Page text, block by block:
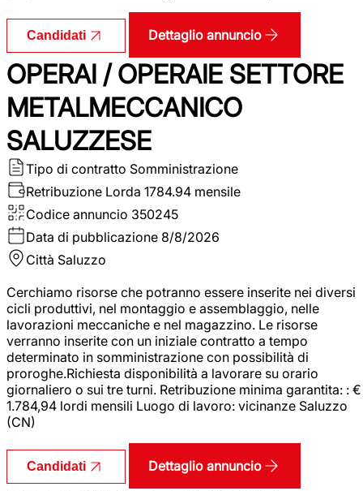
Candidati Dettaglio annuncio
OPERAI / OPERAIE SETTORE
METALMECCANICO
SALUZZESE
Tipo di contratto Somministrazione
Retribuzione Lorda 1784.94 mensile
Codice annuncio 350245
Data di pubblicazione 8/8/2026
Città Saluzzo
Cerchiamo risorse che potranno essere inserite nei diversi
cicli produttivi, nel montaggio e assemblaggio, nelle
lavorazioni meccaniche e nel magazzino. Le risorse
verranno inserite con un iniziale contratto a tempo
determinato in somministrazione con possibilità di
proroghe.Richiesta disponibilità a lavorare su orario
giornaliero o sui tre turni. Retribuzione minima garantita: : €
1.784,94 lordi mensili Luogo di lavoro: vicinanze Saluzzo
(CN)
Candidati Dettaglio annuncio